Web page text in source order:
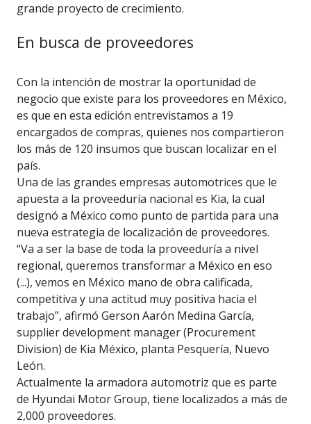
grande proyecto de crecimiento.
En busca de proveedores
Con la intención de mostrar la oportunidad de
negocio que existe para los proveedores en México,
es que en esta edición entrevistamos a 19
encargados de compras, quienes nos compartieron
los más de 120 insumos que buscan localizar en el
país.
Una de las grandes empresas automotrices que le
apuesta a la proveeduría nacional es Kia, la cual
designó a México como punto de partida para una
nueva estrategia de localización de proveedores.
“Va a ser la base de toda la proveeduría a nivel
regional, queremos transformar a México en eso
(...), vemos en México mano de obra calificada,
competitiva y una actitud muy positiva hacia el
trabajo”, afirmó Gerson Aarón Medina García,
supplier development manager (Procurement
Division) de Kia México, planta Pesquería, Nuevo
León.
Actualmente la armadora automotriz que es parte
de Hyundai Motor Group, tiene localizados a más de
2,000 proveedores.